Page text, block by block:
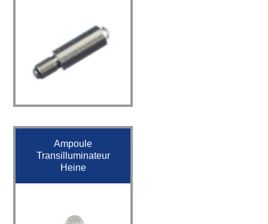
Ampoule
Transilluminateur
Heine